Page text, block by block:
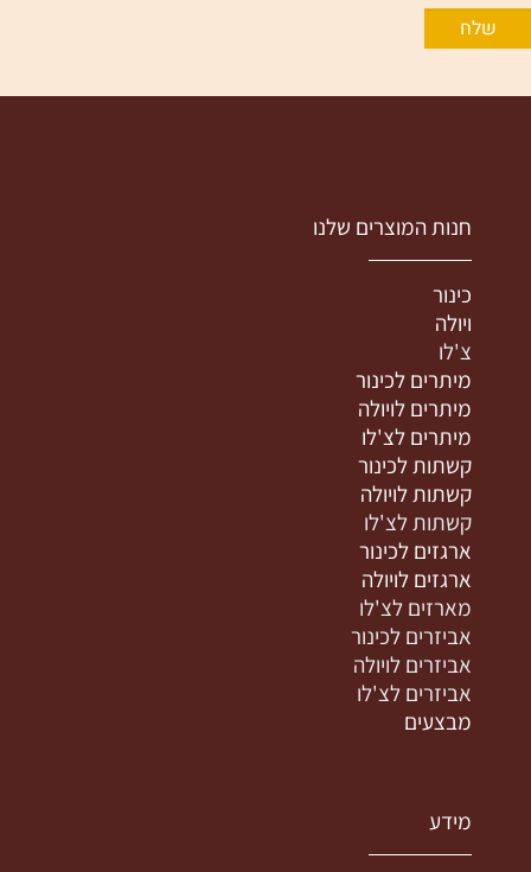
חנות המוצרים שלנו
כינור
ויולה
צ'לו
מיתרים לכינור
מיתרים לויולה
מיתרים לצ'לו
קשתות לכינור
קשתות לויולה
קשתות לצ'לו
ארגזים לכינור
ארגזים לויולה
מארזים לצ'לו
אביזרים לכינור
אביזרים לויולה
אביזרים לצ'לו
מבצעים
מידע